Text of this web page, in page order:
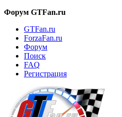
Форум GTFan.ru
GTFan.ru
ForzaFan.ru
Форум
Поиск
FAQ
Регистрация